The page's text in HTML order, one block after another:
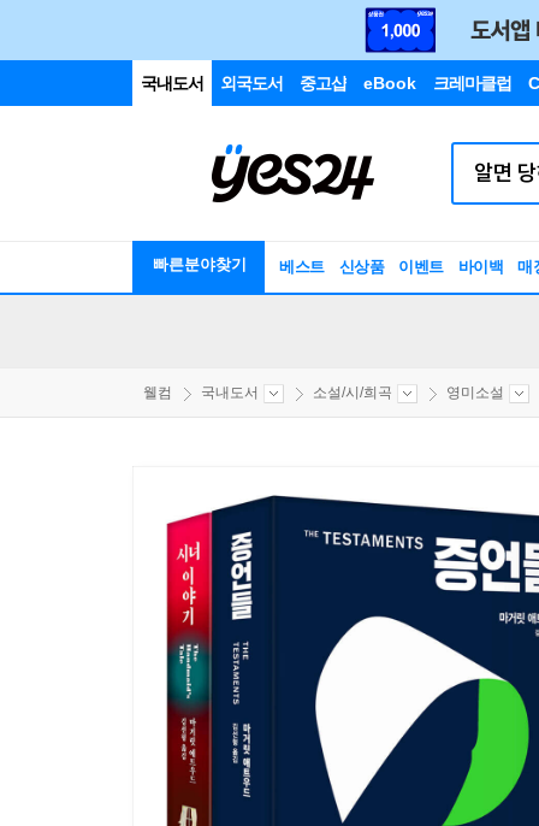
국내도서 외국도서 중고샵 eBook 크레마클럽
빠른분야찾기 베스트 신상품 이벤트 바이백 매
웰컴 국내도서 소설/시/희곡 영미소설